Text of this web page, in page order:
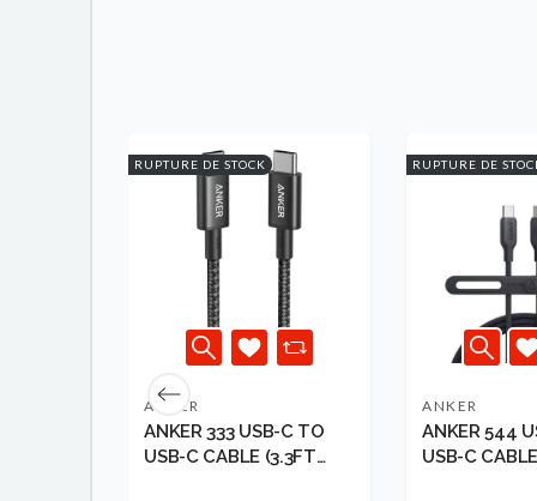
RUPTURE DE STOCK
ANKER
ANKER 333 USB-C TO
USB-C CABLE (3.3FT
RUPTURE DE
ANKER
ANKER 544
USB-C